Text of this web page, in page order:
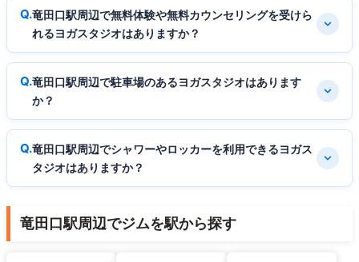
竜田口駅周辺で無料体験や無料カウンセリングを受けら
れるヨガスタジオはありますか？
竜田口駅周辺で駐車場のあるヨガスタジオはあります
か？
竜田口駅周辺でシャワーやロッカーを利用できるヨガス
タジオはありますか？
竜田口駅周辺でジムを駅から探す